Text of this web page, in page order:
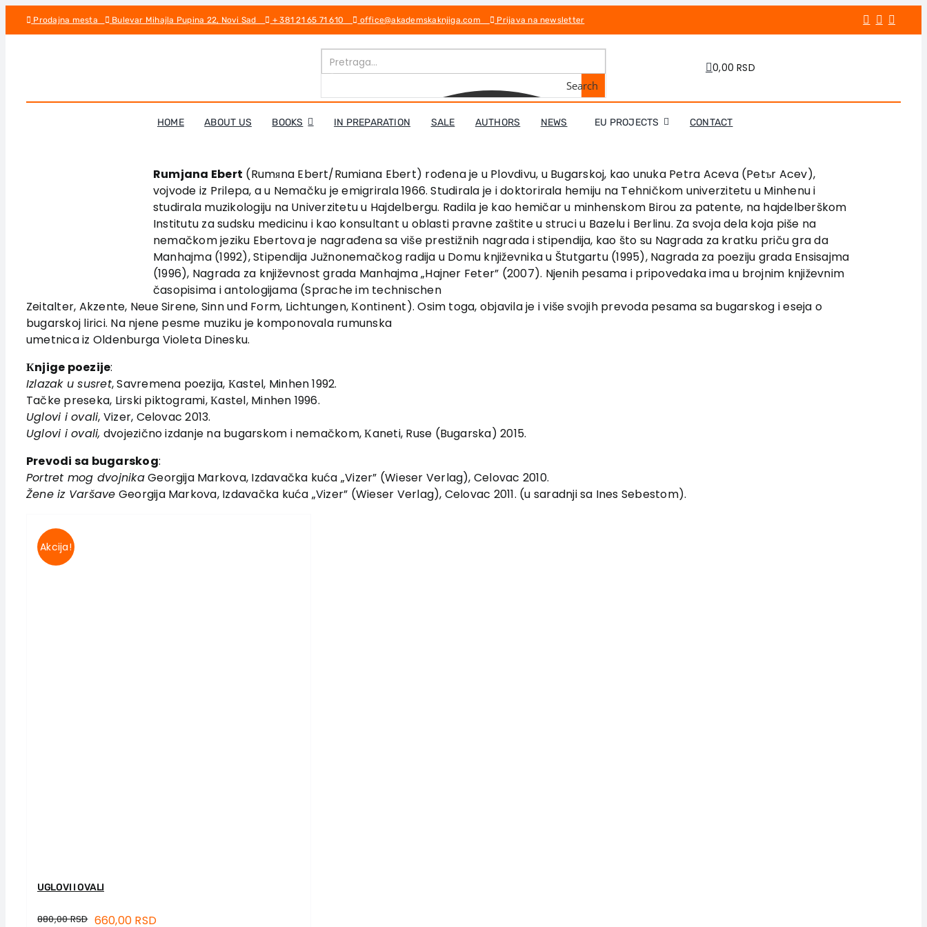
Skip
Prodajna mesta Bulevar Mihajla Pupina 22, Novi Sad + 381 21 65 71 610 office@akademskaknjiga.com Prijava na newsletter
Search
0,00 RSD
HOME ABOUT US BOOKS IN PREPARATION SALE AUTHORS NEWS EU PROJECTS CONTACT
Rumjana Ebert (Rumяna Ebert/Rumiana Ebert) rođena je u Plovdivu, u Bugarskoj, kao unuka Petra Aceva (Petъr Acev),
vojvode iz Prilepa, a u Nemačku je emigrirala 1966. Studirala je i doktorirala hemiju na Tehničkom univerzitetu u Minhenu i
studirala muzikologiju na Univerzitetu u Hajdelbergu. Radila je kao hemičar u minhenskom Birou za patente, na hajdelberškom
Institutu za sudsku medicinu i kao konsultant u oblasti pravne zaštite u struci u Bazelu i Berlinu. Za svoja dela koja piše na
nemačkom jeziku Ebertova je nagrađena sa više prestižnih nagrada i stipendija, kao što su Nagrada za kratku priču gra da
Manhajma (1992), Stipendija Južnonemačkog radija u Domu književnika u Štutgartu (1995), Nagrada za poeziju grada Ensisajma
(1996), Nagrada za književnost grada Manhajma „Hajner Feter” (2007). Njenih pesama i pripovedaka ima u brojnim književnim
časopisima i antologijama (Sprache im technischen
Zeitalter, Akzente, Neue Sirene, Sinn und Form, Lichtungen, Кontinent). Osim toga, objavila je i više svojih prevoda pesama sa bugarskog i eseja o
bugarskoj lirici. Na njene pesme muziku je komponovala rumunska
umetnica iz Oldenburga Violeta Dinesku.
Кnjige poezije:
Izlazak u susret, Savremena poezija, Кastel, Minhen 1992.
Tačke preseka, Lirski piktogrami, Кastel, Minhen 1996.
Uglovi i ovali, Vizer, Celovac 2013.
Uglovi i ovali, dvojezično izdanje na bugarskom i nemačkom, Кaneti, Ruse (Bugarska) 2015.
Prevodi sa bugarskog:
Portret mog dvojnikaGeorgija Markova, Izdavačka kuća „Vizer” (Wieser Verlag), Celovac 2010.
Žene iz Varšave Georgija Markova, Izdavačka kuća „Vizer” (Wieser Verlag), Celovac 2011. (u saradnji sa Ines Sebestom).
Akcija!
UGLOVI I OVALI
880,00RSD 660,00 RSD